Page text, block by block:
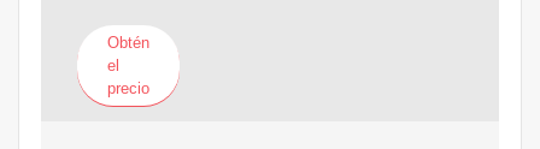
Obtén
el
precio